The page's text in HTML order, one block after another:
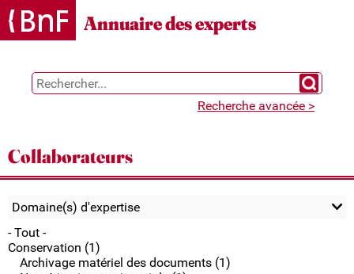
Gestion des cookies
Annuaire des experts
Chercher
Recherche avancée >
Collaborateurs
Domaine(s) d'expertise
- Tout -
Conservation (1)
Archivage matériel des documents (1)